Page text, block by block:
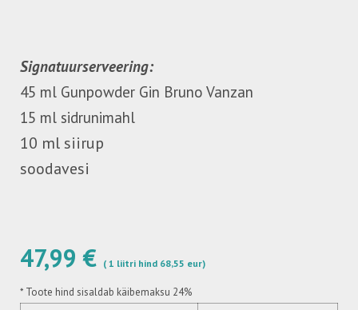
Signatuurserveering:
45 ml Gunpowder Gin Bruno Vanzan
15 ml sidrunimahl
10 ml siirup
soodavesi
47,99 € ( 1 liitri hind 68,55 eur)
* Toote hind sisaldab käibemaksu 24%